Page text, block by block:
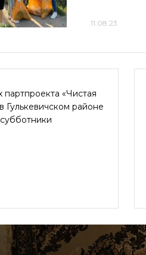
11.08.23
партпроекта «Чистая
Гулькевичском районе